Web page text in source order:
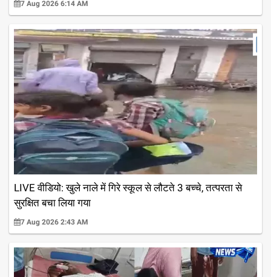
7 Aug 2026 6:14 AM
LIVE वीडियो: खुले नाले में गिरे स्कूल से लौटते 3 बच्चे, तत्परता से
सुरक्षित बचा लिया गया
7 Aug 2026 2:43 AM